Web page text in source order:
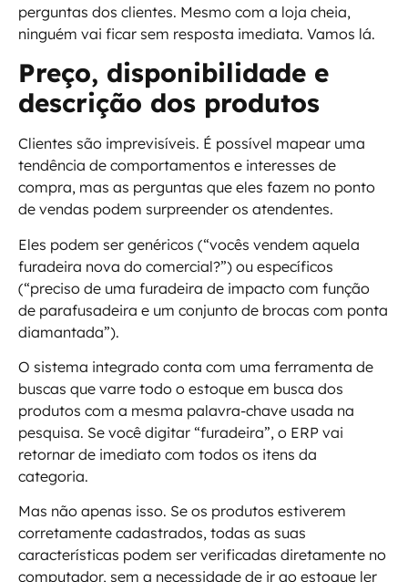
perguntas dos clientes. Mesmo com a loja cheia,
ninguém vai ficar sem resposta imediata. Vamos lá.
Preço, disponibilidade e
descrição dos produtos
Clientes são imprevisíveis. É possível mapear uma
tendência de comportamentos e interesses de
compra, mas as perguntas que eles fazem no ponto
de vendas podem surpreender os atendentes.
Eles podem ser genéricos (“vocês vendem aquela
furadeira nova do comercial?”) ou específicos
(“preciso de uma furadeira de impacto com função
de parafusadeira e um conjunto de brocas com ponta
diamantada”).
O sistema integrado conta com uma ferramenta de
buscas que varre todo o estoque em busca dos
produtos com a mesma palavra-chave usada na
pesquisa. Se você digitar “furadeira”, o ERP vai
retornar de imediato com todos os itens da
categoria.
Mas não apenas isso. Se os produtos estiverem
corretamente cadastrados, todas as suas
características podem ser verificadas diretamente no
computador, sem a necessidade de ir ao estoque ler